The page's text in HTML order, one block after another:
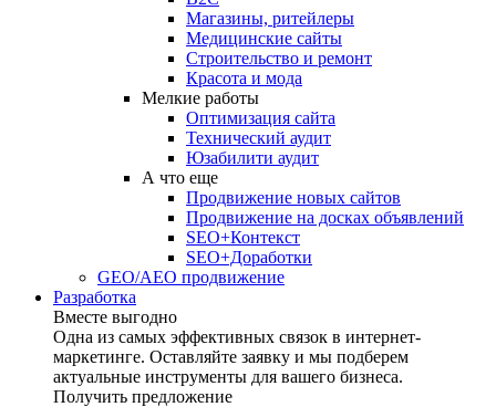
Магазины, ритейлеры
Медицинские сайты
Строительство и ремонт
Красота и мода
Мелкие работы
Оптимизация сайта
Технический аудит
Юзабилити аудит
А что еще
Продвижение новых сайтов
Продвижение на досках объявлений
SEO+Контекст
SEO+Доработки
GEO/AEO продвижение
Разработка
Вместе выгодно
Одна из самых эффективных связок в интернет-
маркетинге. Оставляйте заявку и мы подберем
актуальные инструменты для вашего бизнеса.
Получить предложение